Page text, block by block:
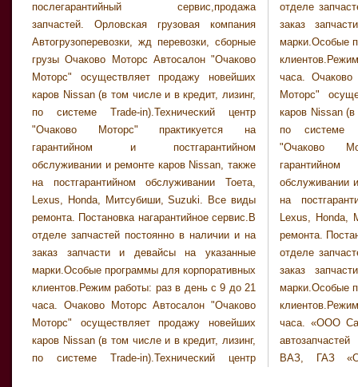
послегарантийный сервис,продажа
запчастей. Орловская грузовая компания
Автогрузоперевозки, жд перевозки, сборные
грузы Очаково Моторс Автосалон "Очаково
Моторс" осуществляет продажу новейших
каров Nissan (в том числе и в кредит, лизинг,
по системе Trade-in).Технический центр
"Очаково Моторс" практикуется на
гарантийном и постгарантийном
обслуживании и ремонте каров Nissan, также
на постгарантийном обслуживании Тоета,
Lexus, Honda, Митсубиши, Suzuki. Все виды
ремонта. Постановка нагарантийное сервис.В
отделе запчастей постоянно в наличии и на
заказ запчасти и девайсы на указанные
марки.Особые программы для корпоративных
клиентов.Режим работы: раз в день с 9 до 21
часа. Очаково Моторс Автосалон "Очаково
Моторс" осуществляет продажу новейших
каров Nissan (в том числе и в кредит, лизинг,
по системе Trade-in).Технический центр
отделе запчастей постоянно в наличии и на
заказ запчасти и девайсы на указанные
марки.Особые программы для корпоративных
клиентов.Режим работы: раз в день с 9 до 21
часа. Очаково Моторс Автосалон "Очаково
Моторс" осуществляет продажу новейших
каров Nissan (в том числе и в кредит, лизинг,
по системе Trade-in).Технический центр
"Очаково Моторс" практикуется на
гарантийном и постгарантийном
обслуживании и ремонте каров Nissan, также
на постгарантийном обслуживании Тоета,
Lexus, Honda, Митсубиши, Suzuki. Все виды
ремонта. Постановка нагарантийное сервис.В
отделе запчастей постоянно в наличии и на
заказ запчасти и девайсы на указанные
марки.Особые программы для корпоративных
клиентов.Режим работы: раз в день с 9 до 21
часа. «ООО Cалют-Авто» Оптовая продажа
автозапчастей от производителей на авто
ВАЗ, ГАЗ «ООО Авто-ВИТ» Перевозки
новости 03.12.2010 Дэу Nexia - высокого
качества, безопасный, большого размера и
за доступную цену автотранспорт. Какой из
автомобилей просто именовать
превосходным? 03.12.2010 Kia Cerato -
машина для смелых автолюбителей. В 1944-
м году, в стране утреней свежести, Южной
Корее, была организована на тот момент
малоизвестная компания, которой дали